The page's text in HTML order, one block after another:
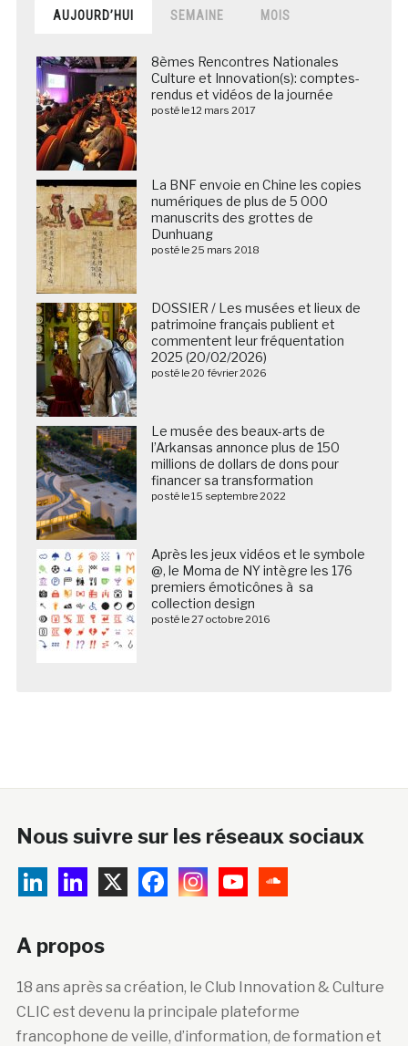
AUJOURD’HUI SEMAINE MOIS
8èmes Rencontres Nationales
Culture et Innovation(s): comptes-
rendus et vidéos de la journée
posté le 12 mars 2017
La BNF envoie en Chine les copies
numériques de plus de 5 000
manuscrits des grottes de
Dunhuang
posté le 25 mars 2018
DOSSIER / Les musées et lieux de
patrimoine français publient et
commentent leur fréquentation
2025 (20/02/2026)
posté le 20 février 2026
Le musée des beaux-arts de
l’Arkansas annonce plus de 150
millions de dollars de dons pour
financer sa transformation
posté le 15 septembre 2022
Après les jeux vidéos et le symbole
@, le Moma de NY intègre les 176
premiers émoticônes à sa
collection design
posté le 27 octobre 2016
Nous suivre sur les réseaux sociaux
A propos
18 ans après sa création, le Club Innovation & Culture
CLIC est devenu la principale plateforme
francophone de veille, d’information, de formation et